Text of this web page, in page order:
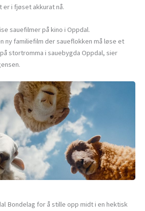
er i fjøset akkurat nå.
sauefilmer på kino i Oppdal.
ny familiefilm der saueflokken må løse et
stortromma i sauebygda Oppdal, sier
Bondelag for å stille opp midt i en hektisk